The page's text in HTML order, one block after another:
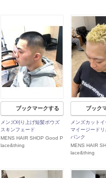
ブックマークする
メンズ刈り上げ短髪ボウズ
スキンフェード
MENS HAIR SHOP Good P
lace&thing
ブック
メンズカット
マイージードリ
パンク
MENS HAIR
lace&thing